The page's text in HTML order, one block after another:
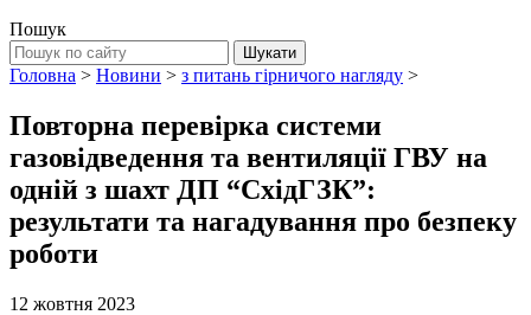
Пошук
Головна > Новини > з питань гірничого нагляду >
Повторна перевірка системи
газовідведення та вентиляції ГВУ на
одній з шахт ДП “СхідГЗК”:
результати та нагадування про безпеку
роботи
12 жовтня 2023